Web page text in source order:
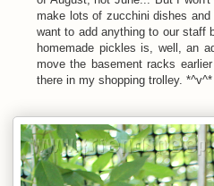
make lots of zucchini dishes
want to add anything to our staff
homemade pickles is, well, an
move the basement racks
there in my shopping trolley. *^v^*